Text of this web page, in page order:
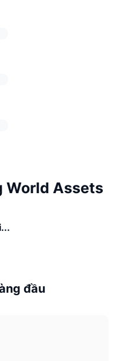
World Assets
đầu